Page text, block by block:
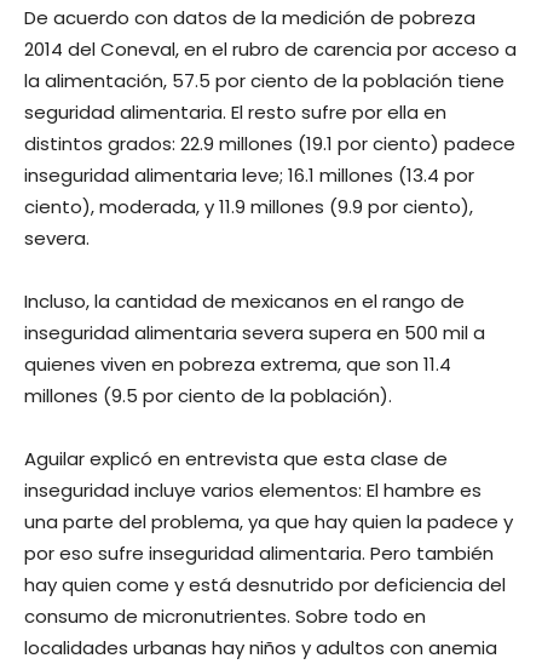
De acuerdo con datos de la medición de pobreza
2014 del Coneval, en el rubro de carencia por acceso a
la alimentación, 57.5 por ciento de la población tiene
seguridad alimentaria. El resto sufre por ella en
distintos grados: 22.9 millones (19.1 por ciento) padece
inseguridad alimentaria leve; 16.1 millones (13.4 por
ciento), moderada, y 11.9 millones (9.9 por ciento),
severa.
Incluso, la cantidad de mexicanos en el rango de
inseguridad alimentaria severa supera en 500 mil a
quienes viven en pobreza extrema, que son 11.4
millones (9.5 por ciento de la población).
Aguilar explicó en entrevista que esta clase de
inseguridad incluye varios elementos: El hambre es
una parte del problema, ya que hay quien la padece y
por eso sufre inseguridad alimentaria. Pero también
hay quien come y está desnutrido por deficiencia del
consumo de micronutrientes. Sobre todo en
localidades urbanas hay niños y adultos con anemia